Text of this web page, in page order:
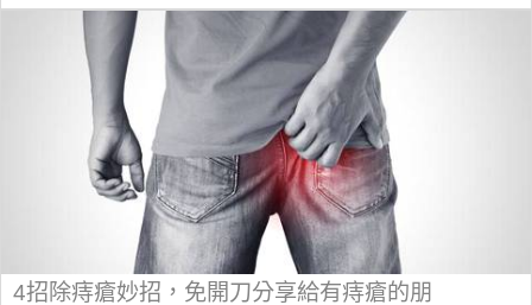
4招除痔瘡妙招，免開刀分享給有痔瘡的朋